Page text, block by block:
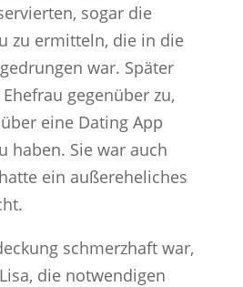
sogar die
zu ermitteln, die in die
war. Später
gegenüber zu,
eine Dating App
haben. Sie war auch
ein außereheliches
schmerzhaft war,
die notwendigen